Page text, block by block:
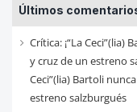
de
cada
mes
Últimos
Crítica: ¡“La Ceci”(lia)
y cruz de un estreno
Ceci”(lia) Bartoli
estreno salzburgués